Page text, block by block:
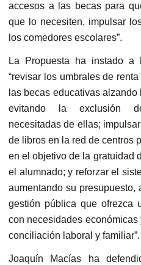
accesos a las becas para
que lo necesiten, impulsar
los comedores escolares”.
La Propuesta ha instado a
“revisar los umbrales de
las becas educativas
evitando la exclusión
necesitadas de ellas;
de libros en la red de centros
en el objetivo de la gratuidad
el alumnado; y reforzar el
aumentando su
gestión pública que ofrezca
con necesidades
conciliación laboral y familiar”.
Joaquín Macías ha